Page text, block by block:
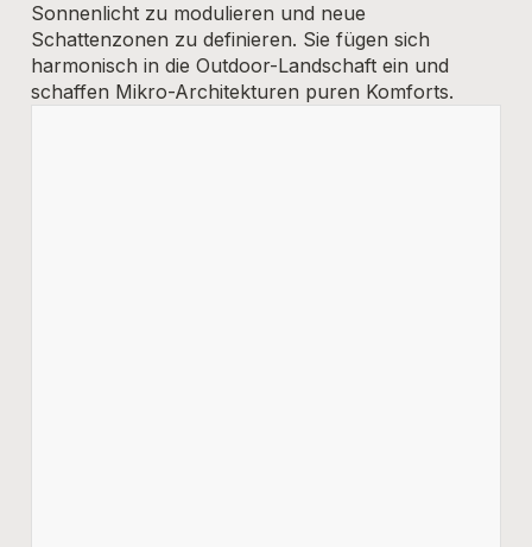
Sonnenlicht zu modulieren und neue
Schattenzonen zu definieren. Sie fügen sich
harmonisch in die Outdoor-Landschaft ein und
schaffen Mikro-Architekturen puren Komforts.